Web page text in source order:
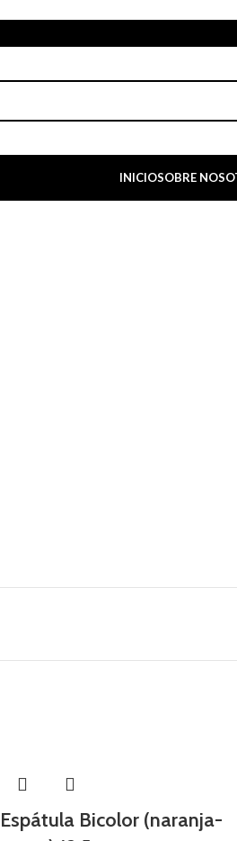
INICIOSOBRE
Espátula Bicolor (naranja-